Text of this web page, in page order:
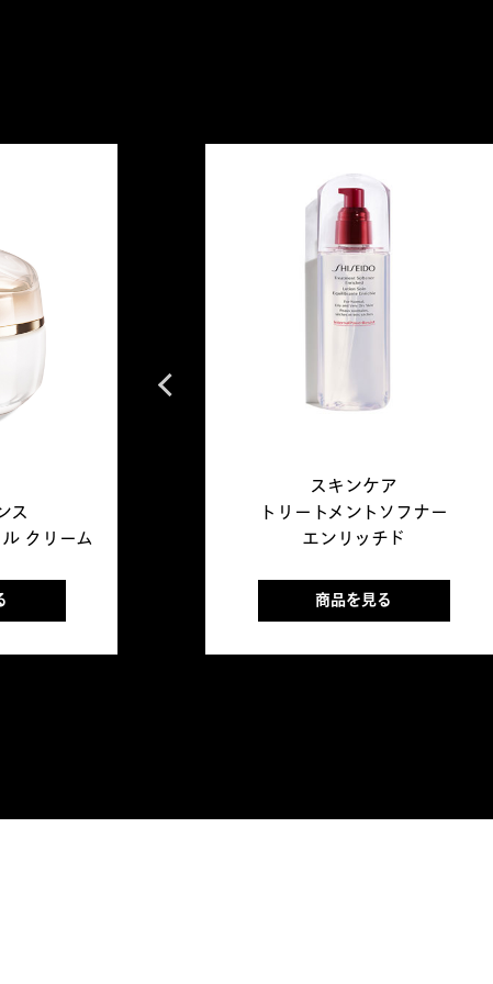
ス
クリーム
スキンケア
トリートメントソフナー
エンリッチド
商品を見る